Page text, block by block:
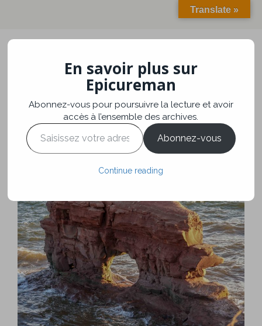
Prince Edouard Island
Translate »
En savoir plus sur
Epicureman
Abonnez-vous pour poursuivre la lecture et avoir
accès à l’ensemble des archives.
Saisissez
votre
adresse
Abonnez-vous
Continue reading